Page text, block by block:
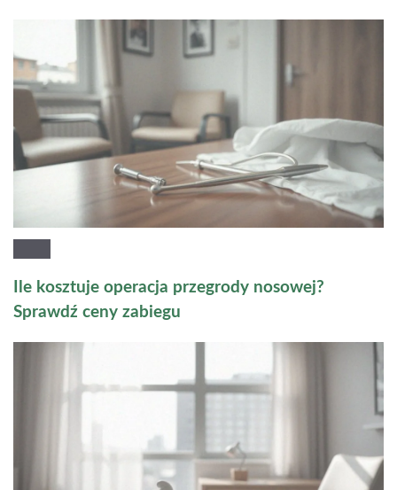
Ile kosztuje operacja przegrody nosowej?
Sprawdź ceny zabiegu